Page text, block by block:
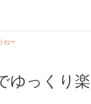
ね〜
ゆっくり